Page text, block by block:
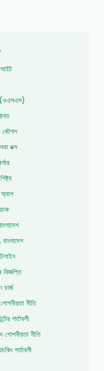
(ওএসএস)
কৌশল
বক্স
বাংলাদেশ
বিজ্ঞপ্তি
চার্জ
নীতি
শর্তাবলী
গোপনীয়তা নীতি
শর্তাবলী